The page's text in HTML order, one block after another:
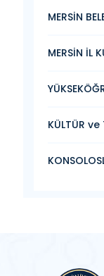
MERSİN
MERSİN İL
KÜLTÜR ve